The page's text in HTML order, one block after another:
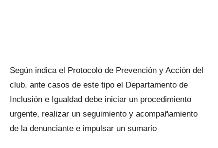
Según indica el Protocolo de Prevención y Acción del
club, ante casos de este tipo el Departamento de
Inclusión e Igualdad debe iniciar un procedimiento
urgente, realizar un seguimiento y acompañamiento
de la denunciante e impulsar un sumario